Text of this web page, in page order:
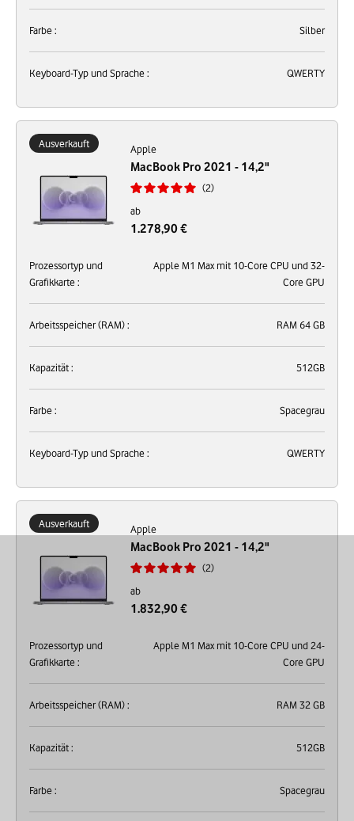
Farbe : Silber
Keyboard-Typ und Sprache : QWERTY
Ausverkauft Apple
MacBook Pro 2021 - 14,2"
2
ab
1.278,90 €
Prozessortyp und
Grafikkarte :
Apple M1 Max mit 10-Core CPU und 32-
Core GPU
Arbeitsspeicher (RAM) : RAM 64 GB
Kapazität : 512GB
Farbe : Spacegrau
Keyboard-Typ und Sprache : QWERTY
Ausverkauft Apple
MacBook Pro 2021 - 14,2"
2
ab
1.832,90 €
Prozessortyp und
Grafikkarte :
Apple M1 Max mit 10-Core CPU und 24-
Core GPU
Arbeitsspeicher (RAM) : RAM 32 GB
Kapazität : 512GB
Farbe : Spacegrau